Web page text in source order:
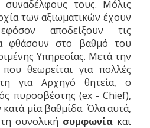
τους. Μόλις
των αξιωματικών έχουν
αποδείξουν τις
φθάσουν στο βαθμό του
Υπηρεσίας. Μετά την
θεωρείται για πολλές
για Αρχηγό θητεία, ο
πυροσβέστης (ex - Chief),
μία βαθμίδα. Όλα αυτά,
συνολική συμφωνία και